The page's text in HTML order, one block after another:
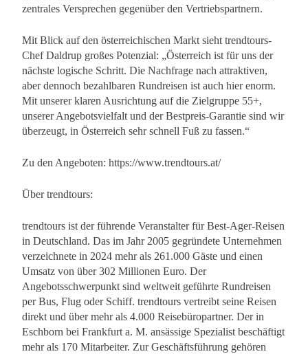
zentrales Versprechen gegenüber den Vertriebspartnern.
Mit Blick auf den österreichischen Markt sieht trendtours-
Chef Daldrup großes Potenzial: „Österreich ist für uns der
nächste logische Schritt. Die Nachfrage nach attraktiven,
aber dennoch bezahlbaren Rundreisen ist auch hier enorm.
Mit unserer klaren Ausrichtung auf die Zielgruppe 55+,
unserer Angebotsvielfalt und der Bestpreis-Garantie sind wir
überzeugt, in Österreich sehr schnell Fuß zu fassen.“
Zu den Angeboten: https://www.trendtours.at/
Über trendtours:
trendtours ist der führende Veranstalter für Best-Ager-Reisen
in Deutschland. Das im Jahr 2005 gegründete Unternehmen
verzeichnete in 2024 mehr als 261.000 Gäste und einen
Umsatz von über 302 Millionen Euro. Der
Angebotsschwerpunkt sind weltweit geführte Rundreisen
per Bus, Flug oder Schiff. trendtours vertreibt seine Reisen
direkt und über mehr als 4.000 Reisebüropartner. Der in
Eschborn bei Frankfurt a. M. ansässige Spezialist beschäftigt
mehr als 170 Mitarbeiter. Zur Geschäftsführung gehören